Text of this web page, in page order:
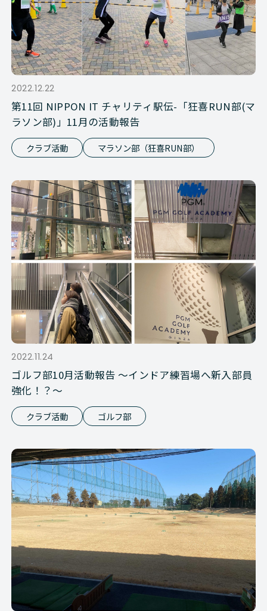
2022.12.22
第11回 NIPPON IT チャリティ駅伝-「狂喜RUN部(マ
ラソン部)」11月の活動報告
クラブ活動 マラソン部（狂喜RUN部）
2022.11.24
ゴルフ部10月活動報告 ～インドア練習場へ新入部員
強化！？～
クラブ活動 ゴルフ部